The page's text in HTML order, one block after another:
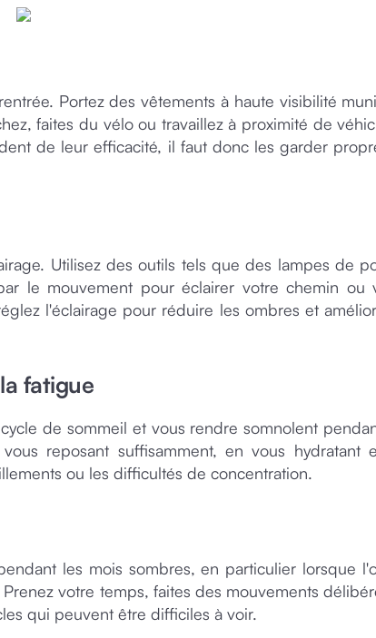
Portez des vêtements à haute visibilité
faites du vélo ou travaillez à proximité de
de leur efficacité, il faut donc les garder
Utilisez des outils tels que des lampes de
le mouvement pour éclairer votre chemin ou
l'éclairage pour réduire les ombres et
fatigue
de sommeil et vous rendre somnolent
reposant suffisamment, en vous hydratant
ou les difficultés de concentration.
les mois sombres, en particulier lorsque
votre temps, faites des mouvements
qui peuvent être difficiles à voir.